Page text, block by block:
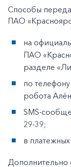
Способы
ПАО
на
ПАО
разделе
по
робота
SMS-
29-39;
в
Дополнительно